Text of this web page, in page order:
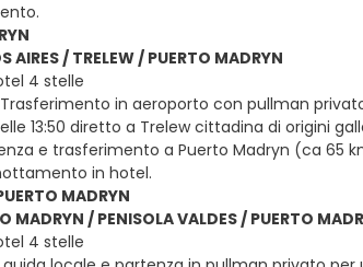
/ TRELEW / PUERTO MADRYN
4 stelle
in aeroporto con pullman
13:50 diretto a Trelew cittadina di origini
e trasferimento a Puerto Madryn (ca 65
in hotel.
MADRYN
/ PENISOLA VALDES / PUERTO
4 stelle